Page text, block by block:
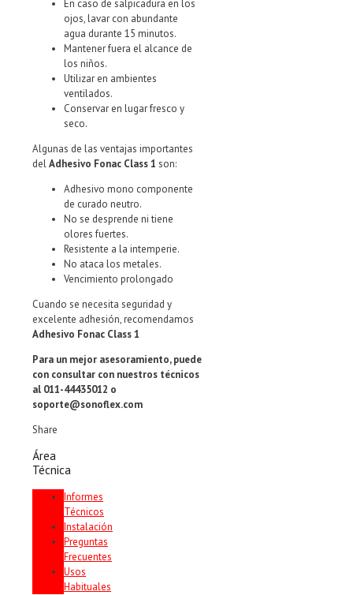
En caso de salpicadura en los
ojos, lavar con abundante
agua durante 15 minutos.
Mantener fuera el alcance de
los niños.
Utilizar en ambientes
ventilados.
Conservar en lugar fresco y
seco.
Algunas de las ventajas importantes
delAdhesivo Fonac Class 1 son:
Adhesivo mono componente
de curado neutro.
No se desprende ni tiene
olores fuertes.
Resistente a la intemperie.
No ataca los metales.
Vencimiento prolongado
Cuando se necesita seguridad y
excelente adhesión, recomendamos
Adhesivo Fonac Class 1
Para un mejor asesoramiento, puede
con consultar con nuestros técnicos
al 011-44435012 o
soporte@sonoflex.com
Share
Área
Técnica
Informes
Técnicos
Instalación
Preguntas
Frecuentes
Usos
Habituales